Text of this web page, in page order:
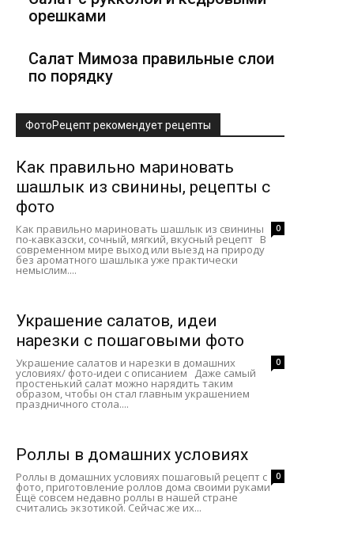
орешками
Салат Мимоза правильные слои
по порядку
ФотоРецепт рекомендует рецепты
Как правильно мариновать
шашлык из свинины, рецепты с
фото
0
Как правильно мариновать шашлык из свинины
по-кавказски, сочный, мягкий, вкусный рецепт В
современном мире выход или выезд на природу
без ароматного шашлыка уже практически
немыслим....
Украшение салатов, идеи
нарезки с пошаговыми фото
0
Украшение салатов и нарезки в домашних
условиях/ фото-идеи с описанием Даже самый
простенький салат можно нарядить таким
образом, чтобы он стал главным украшением
праздничного стола....
Роллы в домашних условиях
0
Роллы в домашних условиях пошаговый рецепт с
фото, приготовление роллов дома своими руками
Ещё совсем недавно роллы в нашей стране
считались экзотикой. Сейчас же их...